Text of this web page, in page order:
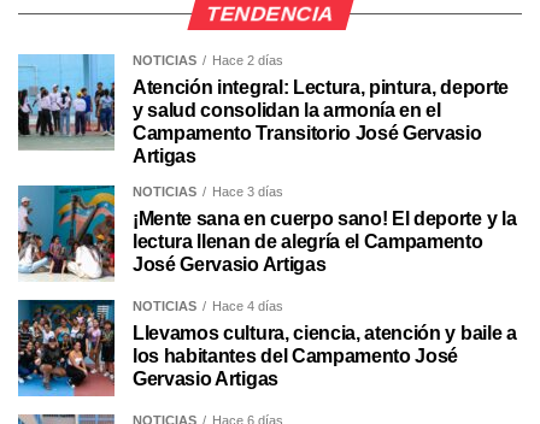
TENDENCIA
NOTICIAS Hace 2 días
Atención integral: Lectura, pintura, deporte
y salud consolidan la armonía en el
Campamento Transitorio José Gervasio
Artigas
NOTICIAS Hace 3 días
¡Mente sana en cuerpo sano! El deporte y la
lectura llenan de alegría el Campamento
José Gervasio Artigas
NOTICIAS Hace 4 días
Llevamos cultura, ciencia, atención y baile a
los habitantes del Campamento José
Gervasio Artigas
NOTICIAS Hace 6 días